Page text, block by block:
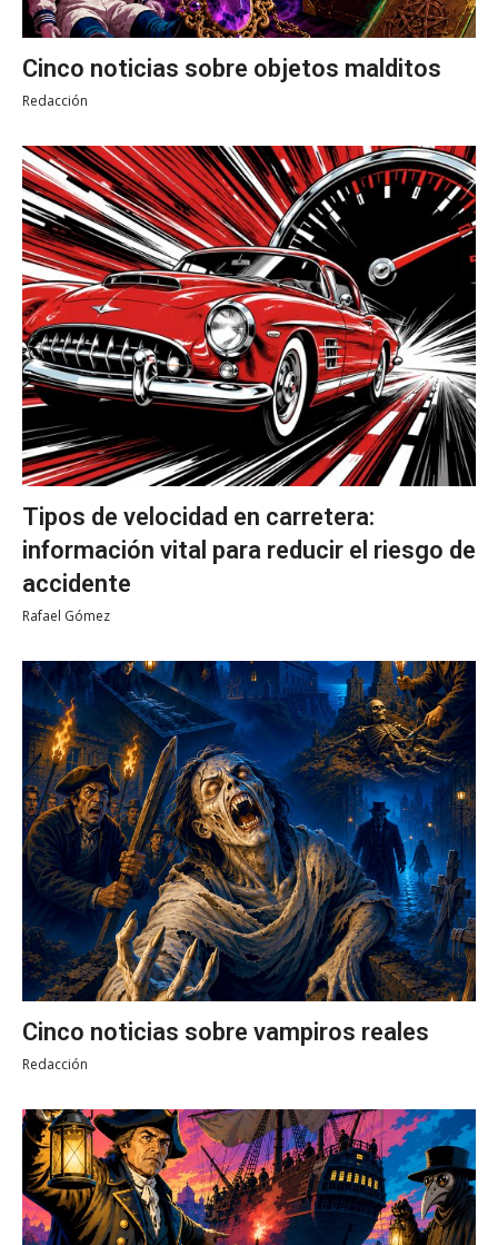
Cinco noticias sobre objetos malditos
Redacción
Tipos de velocidad en carretera:
información vital para reducir el riesgo de
accidente
Rafael Gómez
Cinco noticias sobre vampiros reales
Redacción